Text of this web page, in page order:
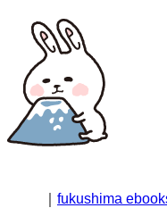
fukushima